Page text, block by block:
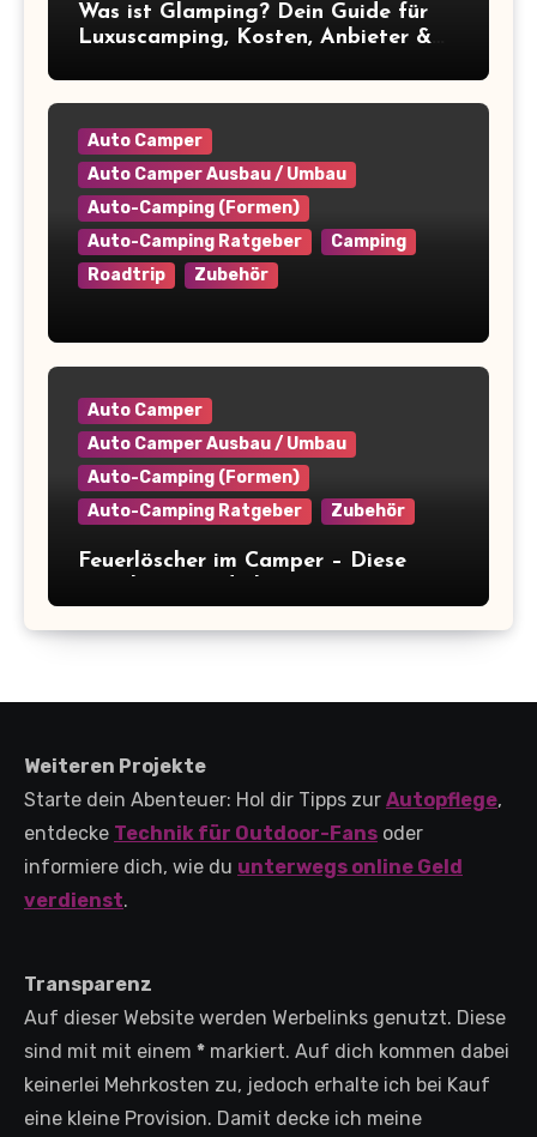
Was ist Glamping? Dein Guide für
Luxuscamping, Kosten, Anbieter &
Auto Camper
Auto Camper Ausbau / Umbau
Auto-Camping (Formen)
Auto-Camping Ratgeber
Camping
Roadtrip
Zubehör
Auto Camper
Auto Camper Ausbau / Umbau
Auto-Camping (Formen)
Auto-Camping Ratgeber
Zubehör
Feuerlöscher im Camper – Diese
(+Kaufberatung)
Weiteren Projekte
Starte dein Abenteuer: Hol dir Tipps zur Autopflege,
entdecke Technik für Outdoor-Fans oder
informiere dich, wie du unterwegs online Geld
verdienst.
Transparenz
Auf dieser Website werden Werbelinks genutzt. Diese
sind mit mit einem * markiert. Auf dich kommen dabei
keinerlei Mehrkosten zu, jedoch erhalte ich bei Kauf
eine kleine Provision. Damit decke ich meine